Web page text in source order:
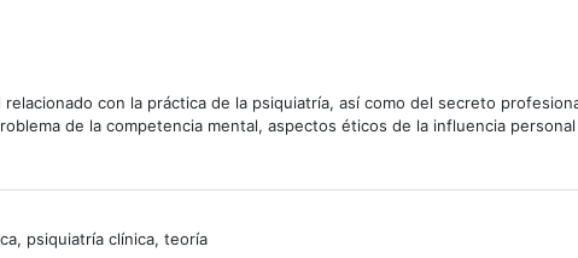
con la práctica de la psiquiatría, así como del secreto
de la competencia mental, aspectos éticos de la influencia
psiquiatría clínica, teoría